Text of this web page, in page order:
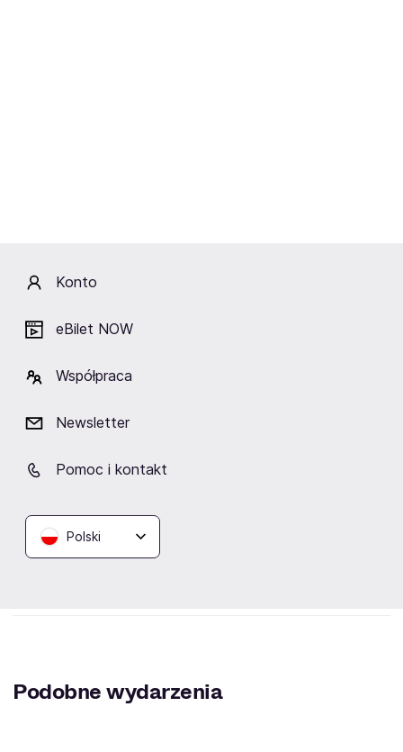
Konto
eBilet NOW
Współpraca
Newsletter
Pomoc i kontakt
Polski
Ga-Ga Zielone
Podobne wydarzenia